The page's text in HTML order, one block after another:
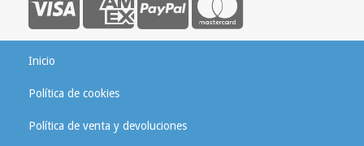
Inicio
Política de cookies
Política de venta y devoluciones